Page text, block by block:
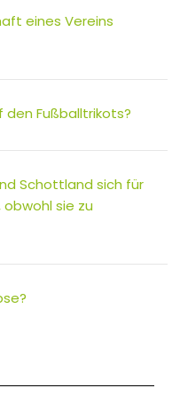
eines Vereins
Fußballtrikots?
Schottland sich für
sie zu